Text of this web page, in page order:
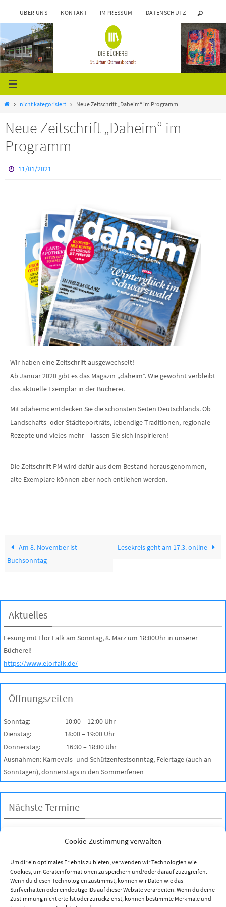
Cookie-Zustimmung verwalten
Um dir ein optimales Erlebnis zu bieten, verwenden wir Technologien wie
Cookies, um Geräteinformationen zu speichern und/oder darauf zuzugreifen.
Wenn du diesen Technologien zustimmst, können wir Daten wie das
Surfverhalten oder eindeutige IDs auf dieser Website verarbeiten. Wenn du deine
Zustimmung nicht erteilst oder zurückziehst, können bestimmte Merkmale und
ÜBER UNS KONTAKT IMPRESSUM DATENSCHUTZ
nicht kategorisiert Neue Zeitschrift „Daheim“ im Programm
Neue Zeitschrift „Daheim“ im
Programm
11/01/2021
Wir haben eine Zeitschrift ausgewechselt!
Ab Januar 2020 gibt es das Magazin „daheim“. Wie gewohnt verbleibt
das aktuelle Exemplar in der Bücherei.
Mit »daheim« entdecken Sie die schönsten Seiten Deutschlands. Ob
Landschafts- oder Städteporträts, lebendige Traditionen, regionale
Rezepte und vieles mehr – lassen Sie sich inspirieren!
Die Zeitschrift PM wird dafür aus dem Bestand herausgenommen,
alte Exemplare können aber noch entliehen werden.
Am 8. November ist
Buchsonntag
Lesekreis geht am 17.3. online
Aktuelles
Lesung mit Elor Falk am Sonntag, 8. März um 18:00Uhr in unserer
Bücherei!
https://www.elorfalk.de/
Öffnungszeiten
Sonntag: 10:00 – 12:00 Uhr
Dienstag: 18:00 – 19:00 Uhr
Donnerstag: 16:30 – 18:00 Uhr
Ausnahmen: Karnevals- und Schützenfestsonntag, Feiertage (auch an
Sonntagen), donnerstags in den Sommerferien
Nächste Termine
Benutzer - Statistik